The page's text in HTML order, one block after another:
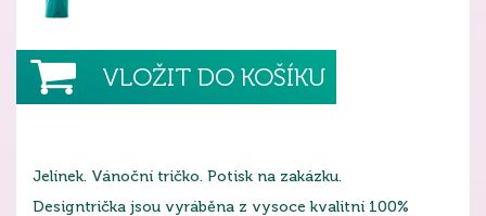
VLOŽIT DO KOŠÍKU
Jelínek. Vánoční tričko. Potisk na zakázku.
Designtrička jsou vyráběna z vysoce kvalitní 100%